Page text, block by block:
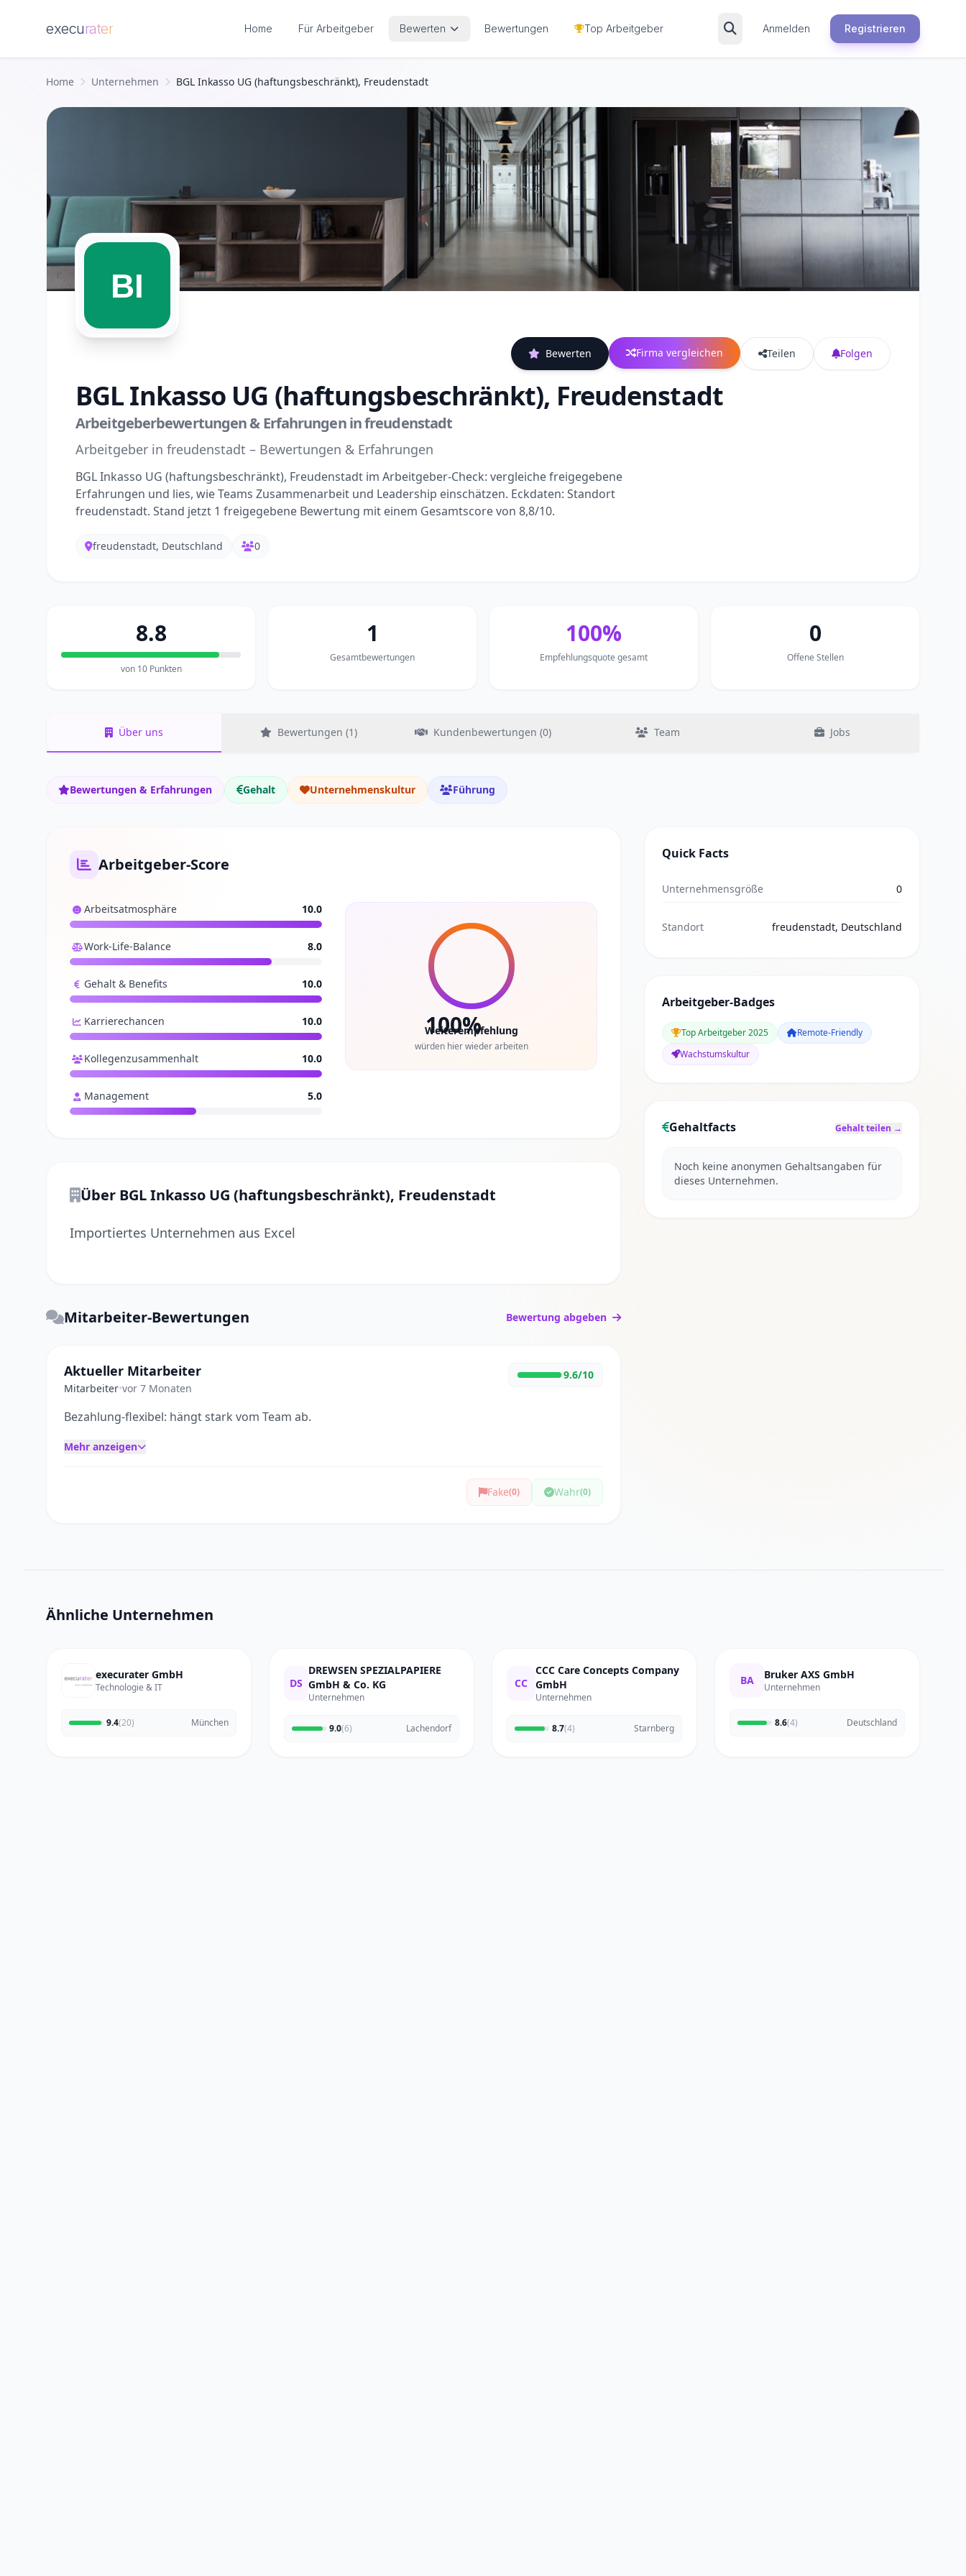
execurater Home Für Arbeitgeber Bewerten Bewertungen Top Arbeitgeber Anmelden Registrieren
Home Unternehmen BGL Inkasso UG (haftungsbeschränkt), Freudenstadt
Bewerten Firma vergleichen Teilen Folgen
BGL Inkasso UG (haftungsbeschränkt), Freudenstadt
Arbeitgeberbewertungen & Erfahrungen in freudenstadt
Arbeitgeber in freudenstadt – Bewertungen & Erfahrungen
BGL Inkasso UG (haftungsbeschränkt), Freudenstadt im Arbeitgeber-Check: vergleiche freigegebene
Erfahrungen und lies, wie Teams Zusammenarbeit und Leadership einschätzen. Eckdaten: Standort
freudenstadt. Stand jetzt 1 freigegebene Bewertung mit einem Gesamtscore von 8,8/10.
freudenstadt, Deutschland 0
8.8
von 10 Punkten
1
Gesamtbewertungen
100%
Empfehlungsquote gesamt
0
Offene Stellen
Über uns Bewertungen (1) Kundenbewertungen (0) Team Jobs
Bewertungen & Erfahrungen Gehalt Unternehmenskultur Führung
Arbeitgeber-Score
Arbeitsatmosphäre 10.0
Work-Life-Balance 8.0
Gehalt & Benefits 10.0
Karrierechancen 10.0
Kollegenzusammenhalt 10.0
Management 5.0
100%
Weiterempfehlung
würden hier wieder arbeiten
Über BGL Inkasso UG (haftungsbeschränkt), Freudenstadt
Importiertes Unternehmen aus Excel
Mitarbeiter-Bewertungen Bewertung abgeben
Aktueller Mitarbeiter
Mitarbeiter•vor 7 Monaten
9.6/10
Bezahlung-flexibel: hängt stark vom Team ab.
Mehr anzeigen
Fake(0) Wahr(0)
Quick Facts
Unternehmensgröße 0
Standort freudenstadt, Deutschland
Arbeitgeber-Badges
Top Arbeitgeber 2025
Remote-Friendly
Wachstumskultur
Gehaltfacts Gehalt teilen →
Noch keine anonymen Gehaltsangaben für
dieses Unternehmen.
Ähnliche Unternehmen
execurater GmbH
Technologie & IT
9.4(20) München
DS
DREWSEN SPEZIALPAPIERE
GmbH & Co. KG
Unternehmen
9.0(6) Lachendorf
CC
CCC Care Concepts Company
GmbH
Unternehmen
8.7(4) Starnberg
BA Bruker AXS GmbH
Unternehmen
8.6(4) Deutschland